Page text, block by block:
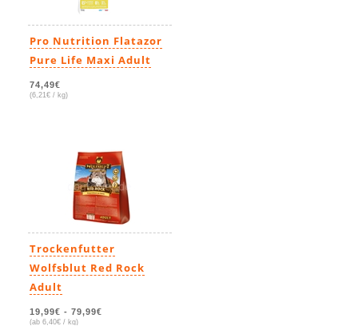
Pro Nutrition Flatazor
Pure Life Maxi Adult
74,49€
(6,21€ / kg)
Trockenfutter
Wolfsblut Red Rock
Adult
19,99€ - 79,99€
(ab 6,40€ / kg)